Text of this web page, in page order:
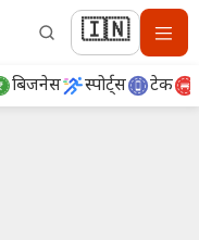
🇮🇳
बिजनेस स्पोर्ट्स टेक